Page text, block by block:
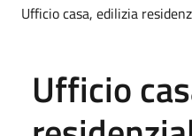
Ufficio casa, edilizia
Ufficio